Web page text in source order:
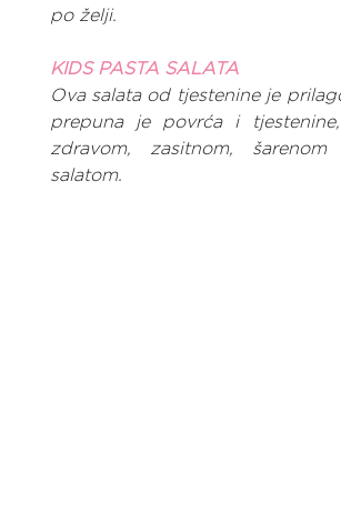
po želji.
KIDS PASTA SALATA
Ova salata od tjestenine je
prepuna je povrća i
zdravom, zasitnom,
salatom.